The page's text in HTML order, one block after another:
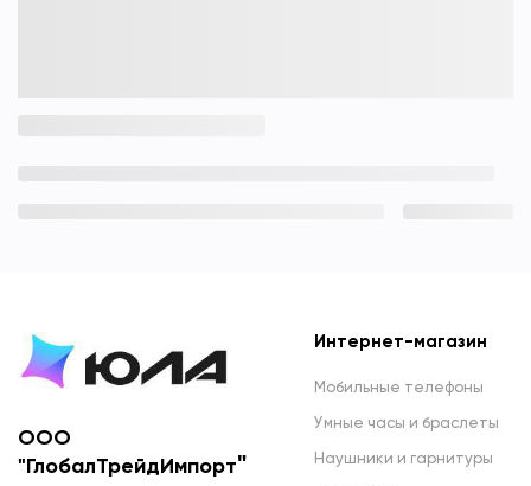
ООО
"ГлобалТрейдИмпорт"
Интернет-магазин
Мобильные телефоны
Умные часы и браслеты
Наушники и гарнитуры